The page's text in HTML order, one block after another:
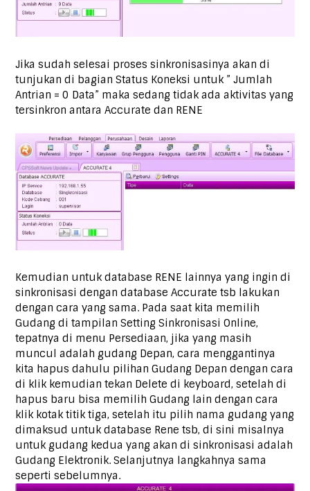
Jika sudah selesai proses sinkronisasinya akan di
tunjukan di bagian Status Koneksi untuk ” Jumlah
Antrian = 0 Data” maka sedang tidak ada aktivitas yang
tersinkron antara Accurate dan RENE
Kemudian untuk database RENE lainnya yang ingin di
sinkronisasi dengan database Accurate tsb lakukan
dengan cara yang sama. Pada saat kita memilih
Gudang di tampilan Setting Sinkronisasi Online,
tepatnya di menu Persediaan, jika yang masih
muncul adalah gudang Depan, cara menggantinya
kita hapus dahulu pilihan Gudang Depan dengan cara
di klik kemudian tekan Delete di keyboard, setelah di
hapus baru bisa memilih Gudang lain dengan cara
klik kotak titik tiga, setelah itu pilih nama gudang yang
dimaksud untuk database Rene tsb, di sini misalnya
untuk gudang kedua yang akan di sinkronisasi adalah
Gudang Elektronik. Selanjutnya langkahnya sama
seperti sebelumnya.